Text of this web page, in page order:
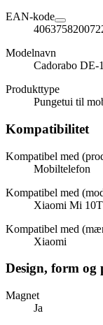
EAN-kode
Modelnavn
Cadorabo DE-
Produkttype
Pungetui til
Kompatibilitet
Kompatibel med
Mobiltelefon
Kompatibel med
Xiaomi Mi
Kompatibel med
Xiaomi
Design, form og
Magnet
Ja